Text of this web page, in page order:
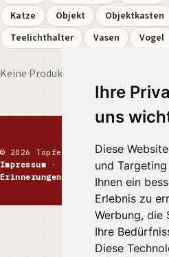
Ihre
uns
Diese
und
Ihnen ein
Erlebnis zu
Werbung, die
Ihre
Diese
Katze
Objekt Objektkasten
Teelichthalter
Vasen Vogel
Keine Produkte gefunden.
© 2026 Töpfermarkt ·
Impressum · Kontakt ·Datenschutz
Erinnerungen